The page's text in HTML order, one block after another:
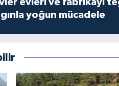
evleri ve fabrikayı
yoğun mücadele